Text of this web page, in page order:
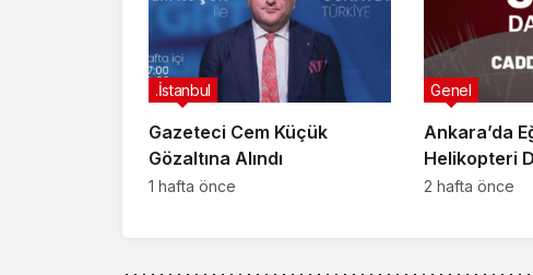
Gazeteci Cem Küçük
Gözaltına Alındı
.İstanbul
1 hafta önce
Ankara’da
Helikopteri
Yaralandı
Genel
2 hafta önce